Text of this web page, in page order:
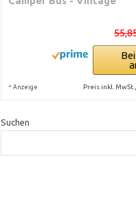
* Anzeige Preis inkl.
Suchen